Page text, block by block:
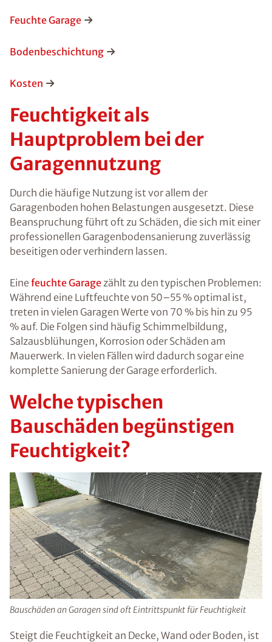
Feuchte Garage
Bodenbeschichtung
Kosten
Feuchtigkeit als
Hauptproblem bei der
Garagennutzung
Durch die häufige Nutzung ist vor allem der
Garagenboden hohen Belastungen ausgesetzt. Diese
Beanspruchung führt oft zu Schäden, die sich mit einer
professionellen Garagenbodensanierung zuverlässig
beseitigen oder verhindern lassen.
Eine feuchte Garagezählt zu den typischen Problemen:
Während eine Luftfeuchte von 50–55 % optimal ist,
treten in vielen Garagen Werte von 70 % bis hin zu 95
% auf. Die Folgen sind häufig Schimmelbildung,
Salzausblühungen, Korrosion oder Schäden am
Mauerwerk. In vielen Fällen wird dadurch sogar eine
komplette Sanierung der Garage erforderlich.
Welche typischen
Bauschäden begünstigen
Feuchtigkeit?
Bauschäden an Garagen sind oft Eintrittspunkt für Feuchtigkeit
Steigt die Feuchtigkeit an Decke, Wand oder Boden, ist